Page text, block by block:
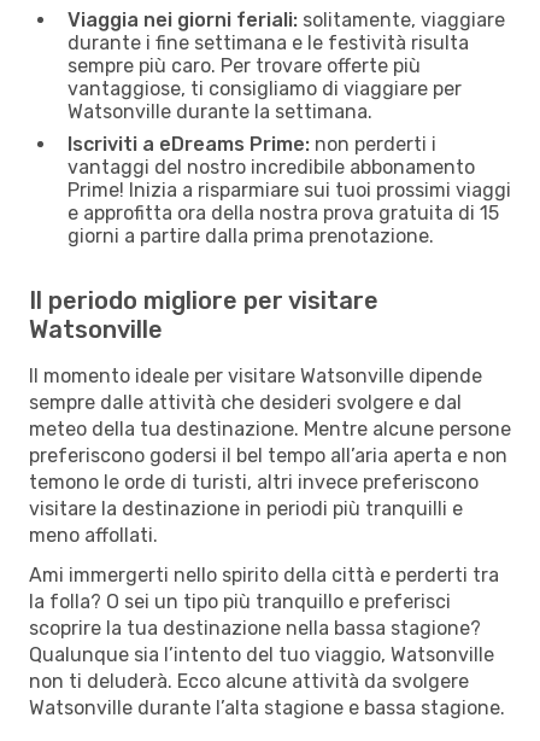
Viaggia nei giorni feriali: solitamente, viaggiare
durante i fine settimana e le festività risulta
sempre più caro. Per trovare offerte più
vantaggiose, ti consigliamo di viaggiare per
Watsonville durante la settimana.
Iscriviti a eDreams Prime: non perderti i
vantaggi del nostro incredibile abbonamento
Prime! Inizia a risparmiare sui tuoi prossimi viaggi
e approfitta ora della nostra prova gratuita di 15
giorni a partire dalla prima prenotazione.
Il periodo migliore per visitare
Watsonville
Il momento ideale per visitare Watsonville dipende
sempre dalle attività che desideri svolgere e dal
meteo della tua destinazione. Mentre alcune persone
preferiscono godersi il bel tempo all’aria aperta e non
temono le orde di turisti, altri invece preferiscono
visitare la destinazione in periodi più tranquilli e
meno affollati.
Ami immergerti nello spirito della città e perderti tra
la folla? O sei un tipo più tranquillo e preferisci
scoprire la tua destinazione nella bassa stagione?
Qualunque sia l’intento del tuo viaggio, Watsonville
non ti deluderà. Ecco alcune attività da svolgere
Watsonville durante l’alta stagione e bassa stagione.